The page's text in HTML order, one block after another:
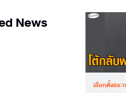
News
เลือกตั้งและ